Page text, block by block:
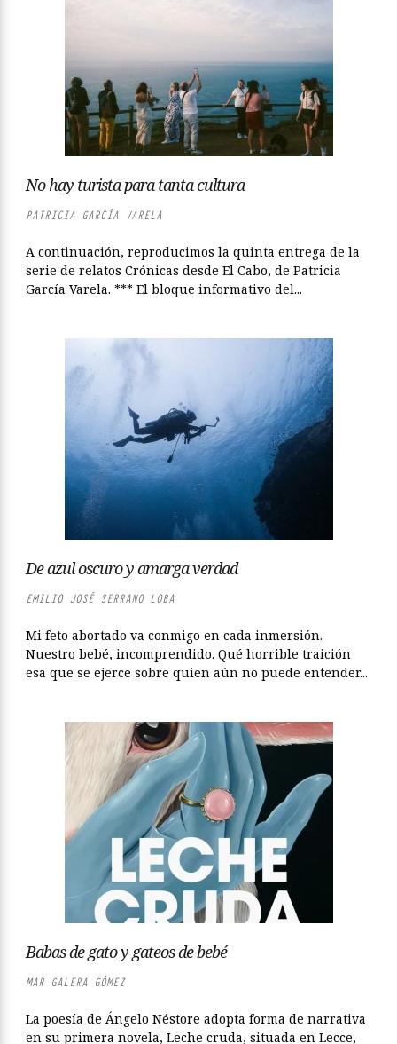
No hay turista para tanta cultura
PATRICIA GARCÍA VARELA
A continuación, reproducimos la quinta entrega de la
serie de relatos Crónicas desde El Cabo, de Patricia
García Varela. *** El bloque informativo del...
De azul oscuro y amarga verdad
EMILIO JOSÉ SERRANO LOBA
Mi feto abortado va conmigo en cada inmersión.
Nuestro bebé, incomprendido. Qué horrible traición
esa que se ejerce sobre quien aún no puede entender...
Babas de gato y gateos de bebé
MAR GALERA GÓMEZ
La poesía de Ángelo Néstore adopta forma de narrativa
en su primera novela, Leche cruda, situada en Lecce,